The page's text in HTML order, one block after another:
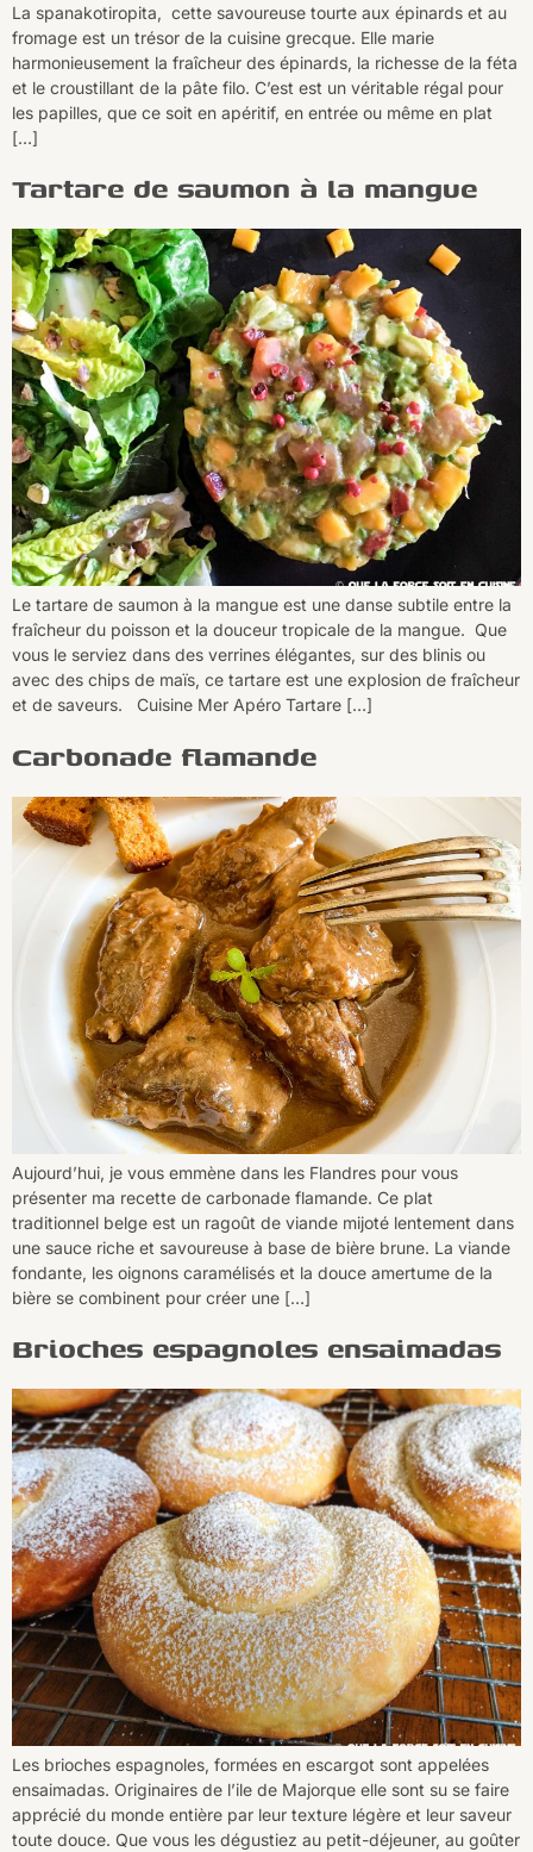
La spanakotiropita, cette savoureuse tourte aux épinards et au
fromage est un trésor de la cuisine grecque. Elle marie
harmonieusement la fraîcheur des épinards, la richesse de la féta
et le croustillant de la pâte filo. C’est est un véritable régal pour
les papilles, que ce soit en apéritif, en entrée ou même en plat
[…]
Tartare de saumon à la mangue
Le tartare de saumon à la mangue est une danse subtile entre la
fraîcheur du poisson et la douceur tropicale de la mangue. Que
vous le serviez dans des verrines élégantes, sur des blinis ou
avec des chips de maïs, ce tartare est une explosion de fraîcheur
et de saveurs. Cuisine Mer Apéro Tartare […]
Carbonade flamande
Aujourd’hui, je vous emmène dans les Flandres pour vous
présenter ma recette de carbonade flamande. Ce plat
traditionnel belge est un ragoût de viande mijoté lentement dans
une sauce riche et savoureuse à base de bière brune. La viande
fondante, les oignons caramélisés et la douce amertume de la
bière se combinent pour créer une […]
Brioches espagnoles ensaimadas
Les brioches espagnoles, formées en escargot sont appelées
ensaimadas. Originaires de l’ile de Majorque elle sont su se faire
apprécié du monde entière par leur texture légère et leur saveur
toute douce. Que vous les dégustiez au petit-déjeuner, au goûter